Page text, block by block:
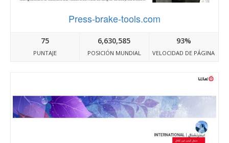
Press-brake-tools.com
75
PUNTAJE
6,630,585
POSICIÓN MUNDIAL
93%
VELOCIDAD DE PÁGINA